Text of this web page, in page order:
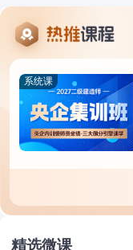
系统课
精选微课